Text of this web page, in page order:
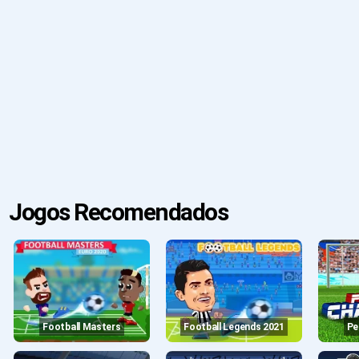
Jogos Recomendados
Football Masters Football Legends 2021